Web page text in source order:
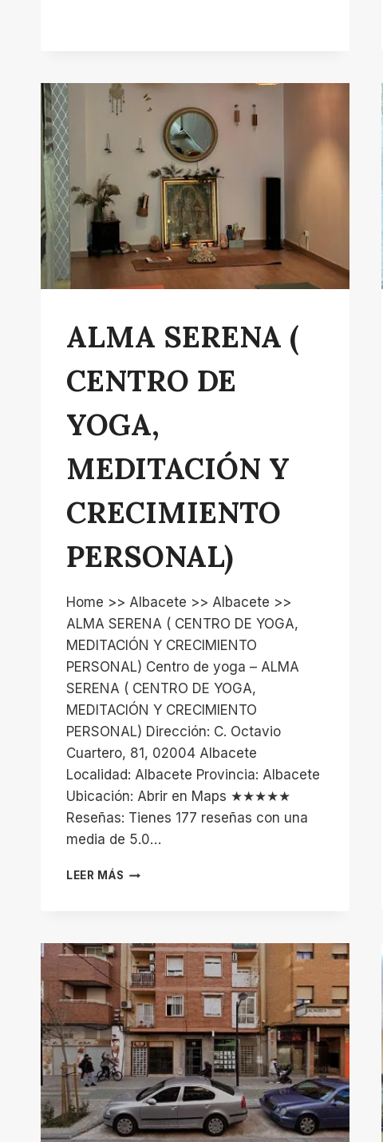
ALMA SERENA (
CENTRO DE
YOGA,
MEDITACIÓN Y
CRECIMIENTO
PERSONAL)
Home >> Albacete >> Albacete >>
ALMA SERENA ( CENTRO DE YOGA,
MEDITACIÓN Y CRECIMIENTO
PERSONAL) Centro de yoga – ALMA
SERENA ( CENTRO DE YOGA,
MEDITACIÓN Y CRECIMIENTO
PERSONAL) Dirección: C. Octavio
Cuartero, 81, 02004 Albacete
Localidad: Albacete Provincia: Albacete
Ubicación: Abrir en Maps ★★★★★
Reseñas: Tienes 177 reseñas con una
media de 5.0…
LEER MÁS ALMA
YOGA,
MEDITACIÓN
Y
CRECIMIENTO
PERSONAL)